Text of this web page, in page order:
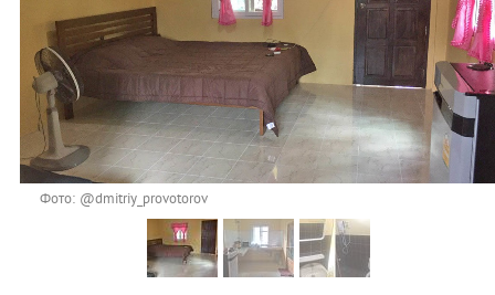
Фото: @dmitriy_provotorov